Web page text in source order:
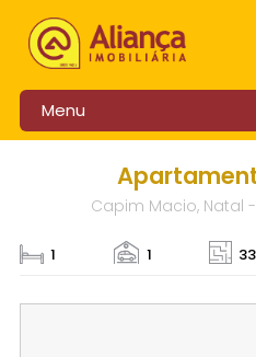
Menu
Capim Macio, Natal -
1 1